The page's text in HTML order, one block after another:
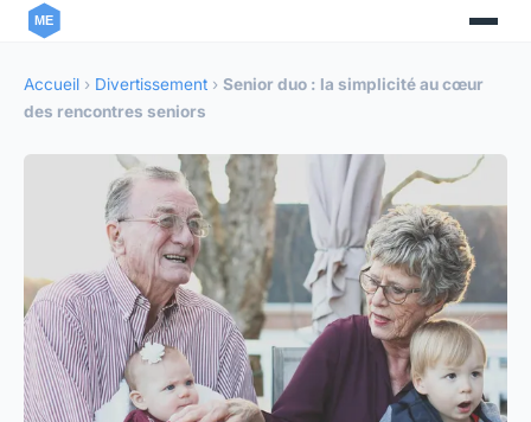
Accueil › Divertissement › Senior duo : la simplicité au cœur
des rencontres seniors